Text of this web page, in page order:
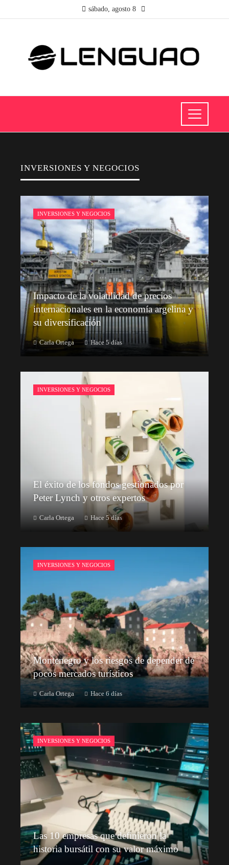
sábado, agosto 8
INVERSIONES Y NEGOCIOS
INVERSIONES Y NEGOCIOS
Impacto de la volatilidad de precios
internacionales en la economía argelina y
su diversificación
Carla Ortega Hace 5 días
INVERSIONES Y NEGOCIOS
El éxito de los fondos gestionados por
Peter Lynch y otros expertos
Carla Ortega Hace 5 días
INVERSIONES Y NEGOCIOS
Montenegro y los riesgos de depender de
pocos mercados turísticos
Carla Ortega Hace 6 días
INVERSIONES Y NEGOCIOS
Las 10 empresas que definieron la
historia bursátil con su valor máximo